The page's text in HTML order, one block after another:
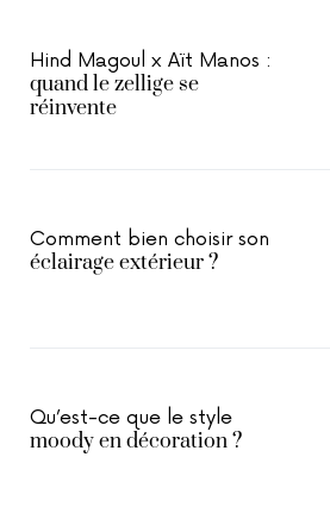
Hind Magoul x Aït Manos :
quand le zellige se
réinvente
Comment bien choisir son
éclairage extérieur ?
Qu’est-ce que le style
moody en décoration ?